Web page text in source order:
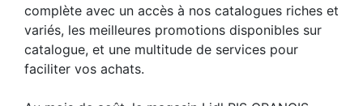
complète avec un accès à nos catalogues riches et
variés, les meilleures promotions disponibles sur
catalogue, et une multitude de services pour
faciliter vos achats.